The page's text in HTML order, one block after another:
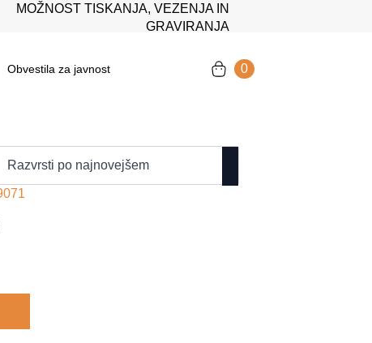
MOŽNOST TISKANJA, VEZENJA IN
GRAVIRANJA
Obvestila za javnost 0